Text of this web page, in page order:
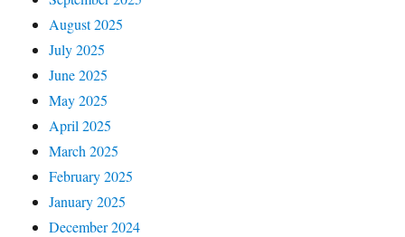
August 2025
July 2025
June 2025
May 2025
April 2025
March 2025
February 2025
January 2025
December 2024